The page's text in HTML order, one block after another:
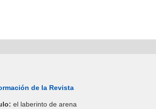
de la Revista
el laberinto de arena